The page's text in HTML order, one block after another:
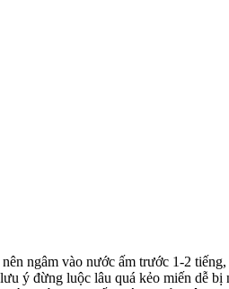
ngâm vào nước ấm trước 1-2
ý đừng luộc lâu quá kẻo miến dễ